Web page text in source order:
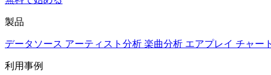
製品
データソース アーティスト分析 楽曲分析 エアプレイ チャート
利用事例